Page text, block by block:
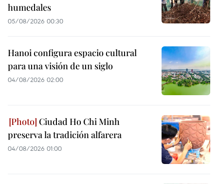
humedales
05/08/2026 00:30
Hanoi configura espacio cultural
para una visión de un siglo
04/08/2026 02:00
Ciudad Ho Chi Minh
preserva la tradición alfarera
04/08/2026 01:00